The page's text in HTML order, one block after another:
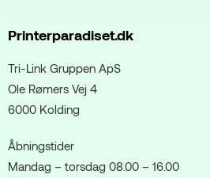
Printerparadiset.dk
Tri-Link Gruppen ApS
Ole Rømers Vej 4
6000 Kolding
Åbningstider
Mandag – torsdag 08.00 – 16.00